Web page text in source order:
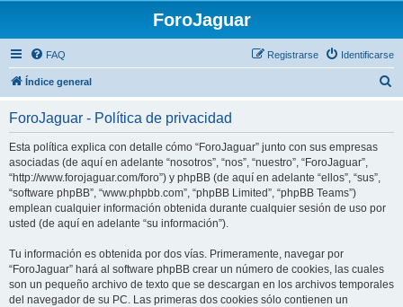
ForoJaguar
FAQ Identificarse
Registrarse
Índice general
ForoJaguar - Política de privacidad
Esta política explica con detalle cómo “ForoJaguar” junto con sus empresas
asociadas (de aquí en adelante “nosotros”, “nos”, “nuestro”, “ForoJaguar”,
“http://www.forojaguar.com/foro”) y phpBB (de aquí en adelante “ellos”, “sus”,
“software phpBB”, “www.phpbb.com”, “phpBB Limited”, “phpBB Teams”)
emplean cualquier información obtenida durante cualquier sesión de uso por
usted (de aquí en adelante “su información”).
Tu información es obtenida por dos vías. Primeramente, navegar por
“ForoJaguar” hará al software phpBB crear un número de cookies, las cuales
son un pequeño archivo de texto que se descargan en los archivos temporales
del navegador de su PC. Las primeras dos cookies sólo contienen un